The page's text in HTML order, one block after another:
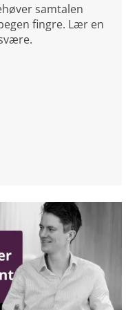
samtalen
fingre. Lær en